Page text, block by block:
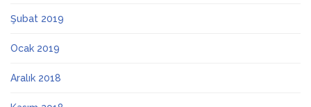
Şubat 2019
Ocak 2019
Aralık 2018